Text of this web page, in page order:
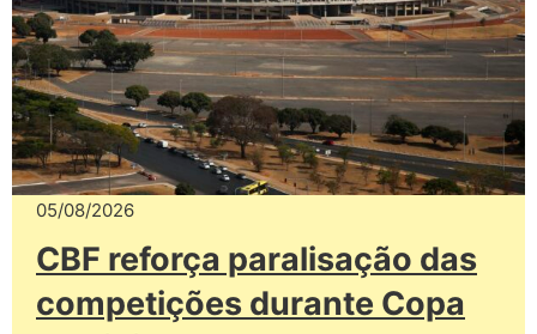
05/08/2026
CBF reforça paralisação das
competições durante Copa